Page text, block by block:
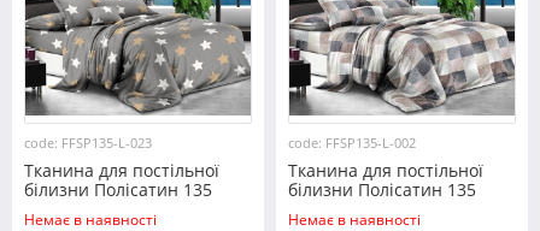
code: FFSP135-L-023
Тканина для постільної
білизни Полісатин 135
SP135-L-023 (60м)
Немає в наявності
code: FFSP135-L-002
Тканина для постільної
білизни Полісатин 135
SP135-L-002 (60м)
Немає в наявності